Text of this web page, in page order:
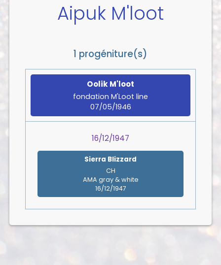
Aipuk M'loot
1 progéniture(s)
Oolik M'loot
fondation M'Loot line
07/05/1946
16/12/1947
Sierra Blizzard
CH
AMA gray & white
16/12/1947